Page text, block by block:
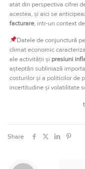
atât din perspectiva cifrei
acestea, și aici se
facturare, într-un context
Datele de conjunctură
climat economic
ale activității și presiuni
așteptări subliniază
costurilor și a politicilor de
incertitudine și volatilitate
Share